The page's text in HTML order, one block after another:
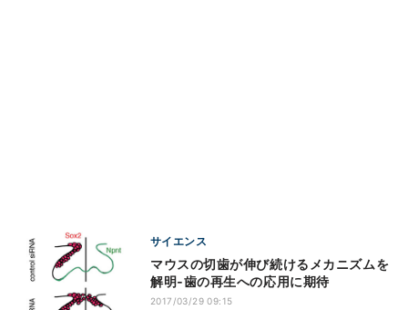
サイエンス
マウスの切歯が伸び続けるメカニズムを
解明‐歯の再生への応用に期待
2017/03/29 09:15